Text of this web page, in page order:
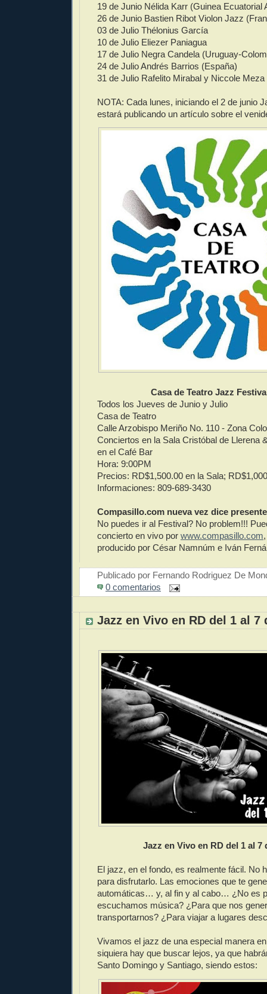
19 de Junio Nélida Karr (Guinea Ecuatorial
26 de Junio Bastien Ribot Violon Jazz
03 de Julio Thélonius García
10 de Julio Eliezer Paniagua
17 de Julio Negra Candela (Uruguay-
24 de Julio Andrés Barrios (España)
31 de Julio Rafelito Mirabal y Niccole Meza
NOTA: Cada lunes, iniciando el 2 de junio
estará publicando un artículo sobre el
Casa de Teatro Jazz
Todos los Jueves de Junio y Julio
Casa de Teatro
Calle Arzobispo Meriño No. 110 - Zona
Conciertos en la Sala Cristóbal de Llerena
en el Café Bar
Hora: 9:00PM
Precios: RD$1,500.00 en la Sala;
Informaciones: 809-689-3430
Compasillo.com nueva vez dice
No puedes ir al Festival? No problem!!!
concierto en vivo por www.compasillo.com
producido por César Namnúm e Iván
Publicado por Fernando Rodriguez De
0 comentarios
Jazz en Vivo en RD del 1 al 7
Jazz en Vivo en RD del 1 al 7
El jazz, en el fondo, es realmente fácil. No
para disfrutarlo. Las emociones que te
automáticas… y, al fin y al cabo… ¿No es
escuchamos música? ¿Para que nos
transportarnos? ¿Para viajar a lugares
Vivamos el jazz de una especial manera
siquiera hay que buscar lejos, ya que
Santo Domingo y Santiago, siendo estos: